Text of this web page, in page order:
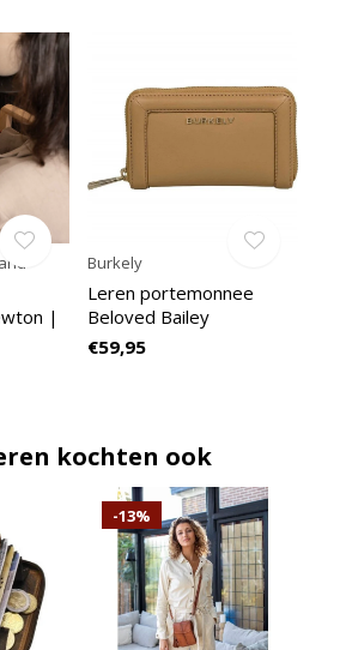
|
Burkely
Leren portemonnee
Beloved Bailey
€59,95
kochten ook
-13%